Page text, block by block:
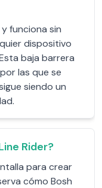
funciona sin
dispositivo
baja barrera
las que se
siendo un
Rider?
para crear
cómo Bosh